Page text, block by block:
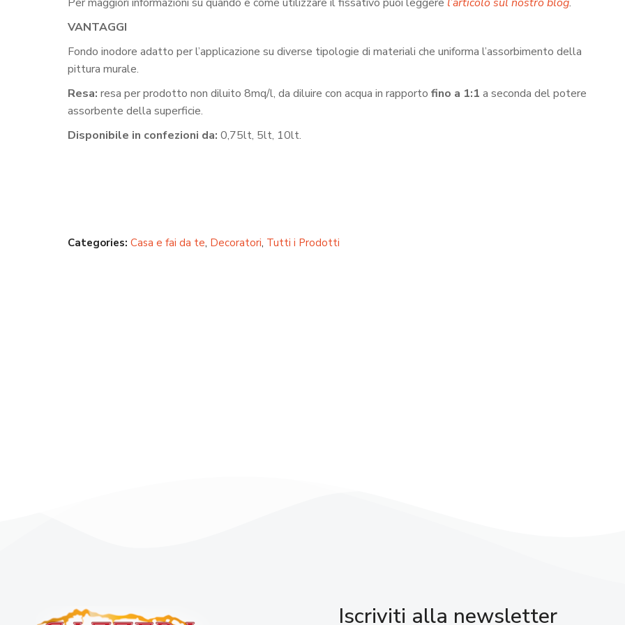
VANTAGGI
Fondo inodore adatto per l’applicazione su diverse tipologie di materiali che uniforma l’assorbimento della
pittura murale.
Resa: resa per prodotto non diluito 8mq/l, da diluire con acqua in rapporto fino a 1:1 a seconda del potere
assorbente della superficie.
Disponibile in confezioni da: 0,75lt, 5lt, 10lt.
Categories: Casa e fai da te, Decoratori, Tutti i Prodotti
Iscriviti alla newsletter